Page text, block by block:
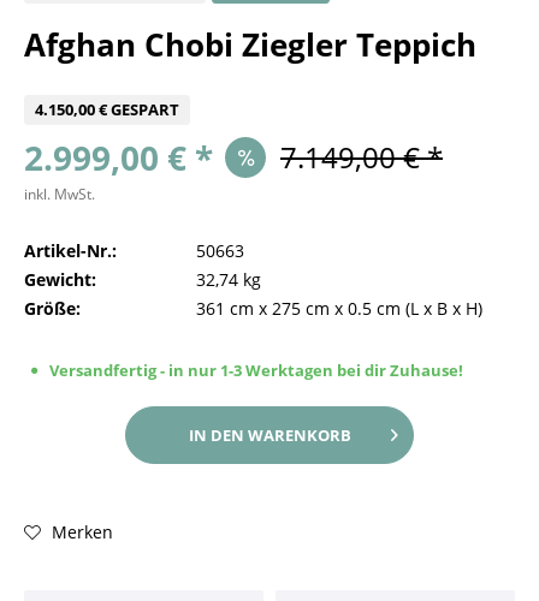
Afghan Chobi Ziegler Teppich
4.150,00 € GESPART
2.999,00 € * 7.149,00 € *
inkl. MwSt.
Artikel-Nr.:
50663
Gewicht:
32,74 kg
Größe:
361 cm x 275 cm x 0.5 cm (L x B x H)
Versandfertig - in nur 1-3 Werktagen bei dir Zuhause!
IN DEN WARENKORB
Merken